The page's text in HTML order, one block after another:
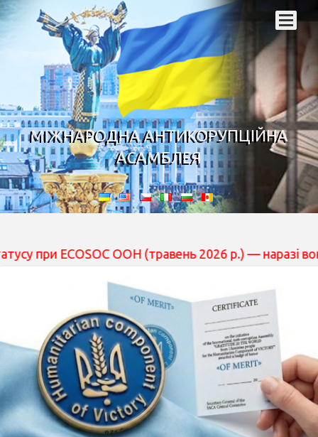
МІЖНАРОДНА АНТИКОРУПЦІЙНА
АСАМБЛЕЯ
при ECOSOC ООН (травень 2026 р.) — наразі